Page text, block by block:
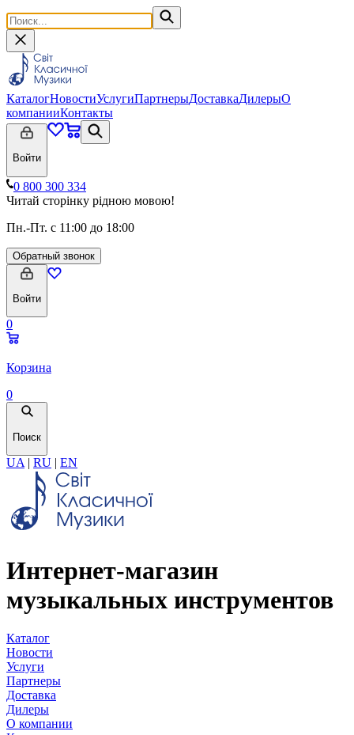
КаталогНовостиУслугиПартнерыДоставкаДилерыО
компанииКонтакты
Войти
0 800 300 334
Читай сторінку рідною мовою!
Пн.-Пт. с 11:00 до 18:00
Обратный звонок
Войти
0
Корзина
0
Поиск
UA | RU | EN
Интернет-магазин
музыкальных инструментов
Каталог
Новости
Услуги
Партнеры
Доставка
Дилеры
О компании